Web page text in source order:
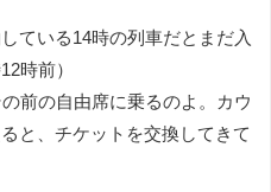
ている14時の列車だとまだ入
時前）
前の自由席に乗るのよ。カウ
と、チケットを交換してきて